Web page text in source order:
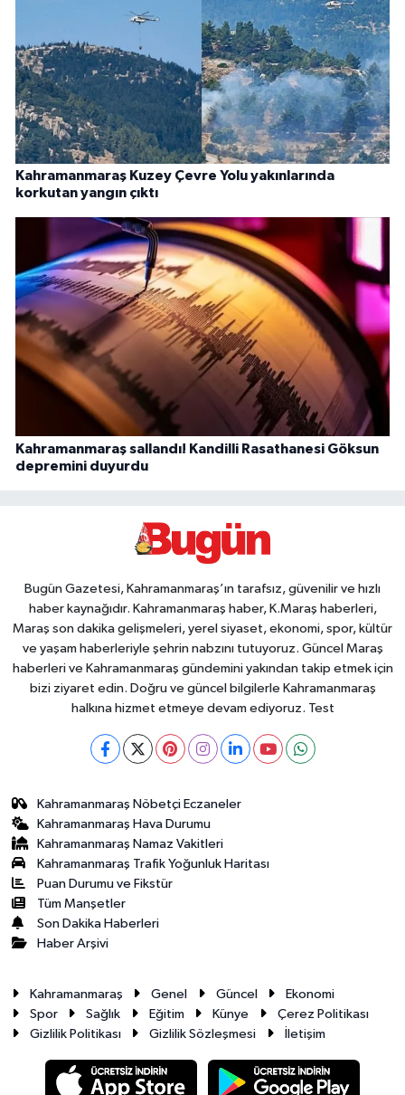
Kahramanmaraş Kuzey Çevre Yolu yakınlarında
korkutan yangın çıktı
Kahramanmaraş sallandı! Kandilli Rasathanesi Göksun
depremini duyurdu
Bugün Gazetesi, Kahramanmaraş’ın tarafsız, güvenilir ve hızlı
haber kaynağıdır. Kahramanmaraş haber, K.Maraş haberleri,
Maraş son dakika gelişmeleri, yerel siyaset, ekonomi, spor, kültür
ve yaşam haberleriyle şehrin nabzını tutuyoruz. Güncel Maraş
haberleri ve Kahramanmaraş gündemini yakından takip etmek için
bizi ziyaret edin. Doğru ve güncel bilgilerle Kahramanmaraş
halkına hizmet etmeye devam ediyoruz. Test
Kahramanmaraş Nöbetçi Eczaneler
Kahramanmaraş Hava Durumu
Kahramanmaraş Namaz Vakitleri
Kahramanmaraş Trafik Yoğunluk Haritası
Puan Durumu ve Fikstür
Tüm Manşetler
Son Dakika Haberleri
Haber Arşivi
Kahramanmaraş Genel Güncel
Ekonomi
Spor
Sağlık Eğitim Künye
Çerez Politikası
Gizlilik Politikası
Gizlilik Sözleşmesi İletişim